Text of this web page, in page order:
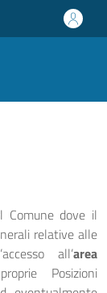
Comune dove il
relative alle
all’area
Posizioni